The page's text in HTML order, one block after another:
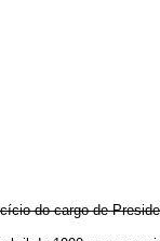
do cargo de